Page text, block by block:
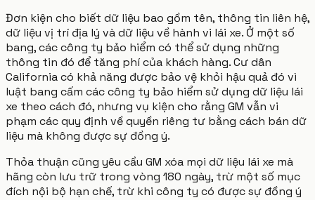
Đơn kiện cho biết dữ liệu bao gồm tên, thông tin liên hệ,
dữ liệu vị trí địa lý và dữ liệu về hành vi lái xe. Ở một số
bang, các công ty bảo hiểm có thể sử dụng những
thông tin đó để tăng phí của khách hàng. Cư dân
California có khả năng được bảo vệ khỏi hậu quả đó vì
luật bang cấm các công ty bảo hiểm sử dụng dữ liệu lái
xe theo cách đó, nhưng vụ kiện cho rằng GM vẫn vi
phạm các quy định về quyền riêng tư bằng cách bán dữ
liệu mà không được sự đồng ý.
Thỏa thuận cũng yêu cầu GM xóa mọi dữ liệu lái xe mà
hãng còn lưu trữ trong vòng 180 ngày, trừ một số mục
đích nội bộ hạn chế, trừ khi công ty có được sự đồng ý